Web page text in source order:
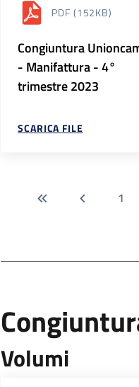
PDF (152KB)
Congiuntura
- Manifattura - 4°
trimestre 2023
SCARICA FILE
1
Volumi